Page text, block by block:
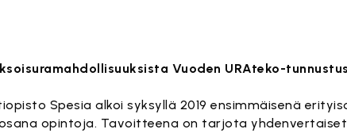
Vuoden URAteko-
Spesia alkoi syksyllä 2019 ensimmäisenä
opintoja. Tavoitteena on tarjota